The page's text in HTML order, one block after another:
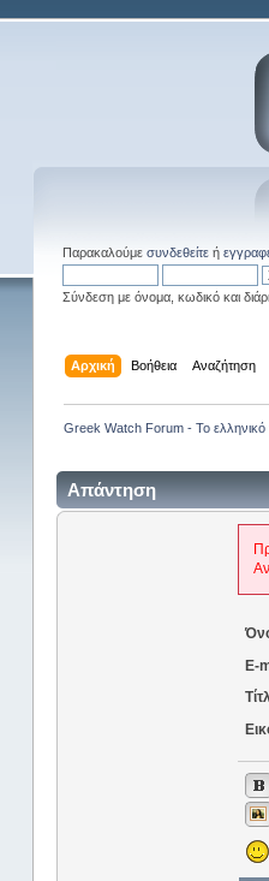
Παρακαλούμε συνδεθείτεή
Σύνδεση με όνομα, κωδικό και
Αρχική Βοήθεια Αναζήτηση
Greek Watch Forum - Το ελληνικό
Απάντηση
E-